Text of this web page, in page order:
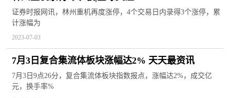
证券时报网讯，林州重机再度涨停，4个交易日内录得3个涨停，累
计涨幅为
2023-07-03
7月3日复合集流体板块涨幅达2% 天天最资讯
7月3日9点26分，复合集流体板块指数报点，涨幅达2%，成交亿
元，换手率%